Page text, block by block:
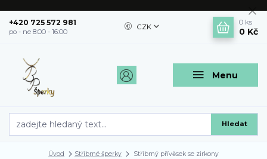
Menu
CZK
Hledat
+420 725 572 981
po - ne 8:00 - 16:00
0 ks
0 Kč
Úvod Stříbrné šperky Stříbrný přívěsek se zirkony